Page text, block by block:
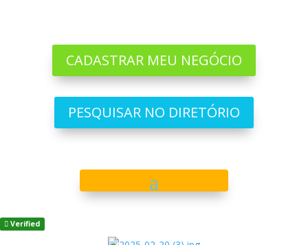
CADASTRAR MEU NEGÓCIO
PESQUISAR NO DIRETÓRIO
Verified